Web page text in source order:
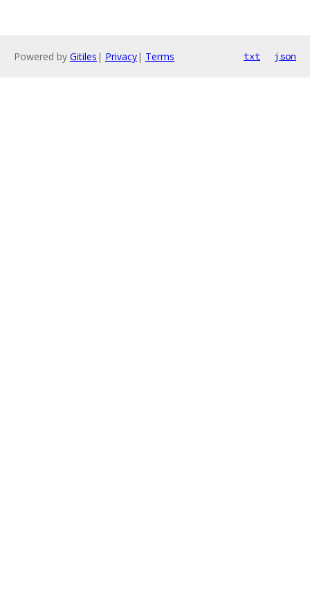
Powered by Gitiles | Privacy| Terms txt json